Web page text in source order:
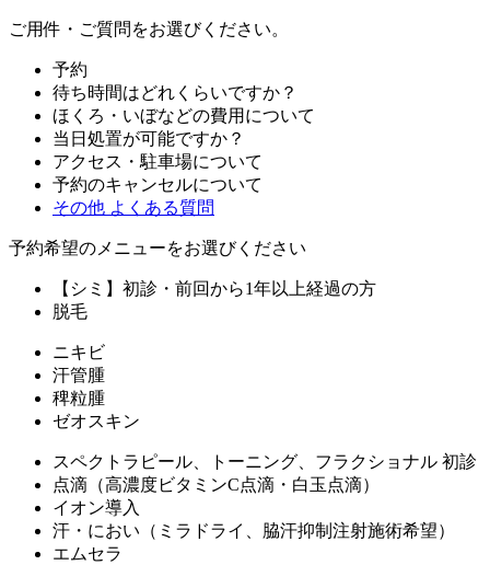
ご用件・ご質問をお選びください。
予約
待ち時間はどれくらいですか？
ほくろ・いぼなどの費用について
当日処置が可能ですか？
アクセス・駐車場について
予約のキャンセルについて
その他 よくある質問
予約希望のメニューをお選びください
【シミ】初診・前回から1年以上経過の方
脱毛
ニキビ
汗管腫
稗粒腫
ゼオスキン
スペクトラピール、トーニング、フラクショナル 初診
点滴（高濃度ビタミンC点滴・白玉点滴）
イオン導入
汗・におい（ミラドライ、脇汗抑制注射施術希望）
エムセラ